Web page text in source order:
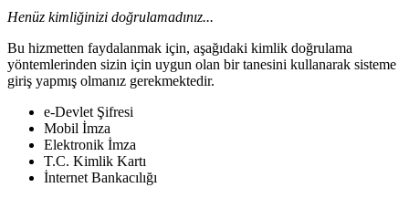
Henüz kimliğinizi doğrulamadınız...
Bu hizmetten faydalanmak için, aşağıdaki kimlik doğrulama
yöntemlerinden sizin için uygun olan bir tanesini kullanarak sisteme
giriş yapmış olmanız gerekmektedir.
e-Devlet Şifresi
Mobil İmza
Elektronik İmza
T.C. Kimlik Kartı
İnternet Bankacılığı